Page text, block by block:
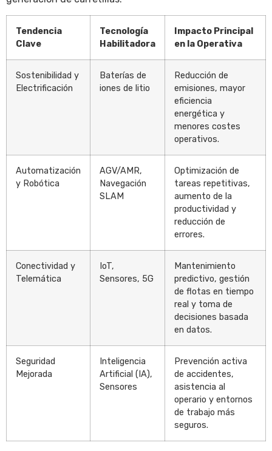
Tendencia
Clave
Tecnología
Habilitadora
Impacto Principal
en la Operativa
Sostenibilidad y
Electrificación
Baterías de
iones de litio
Reducción de
emisiones, mayor
eficiencia
energética y
menores costes
operativos.
Automatización
y Robótica
AGV/AMR,
Navegación
SLAM
Optimización de
tareas repetitivas,
aumento de la
productividad y
reducción de
errores.
Conectividad y
Telemática
IoT,
Sensores, 5G
Mantenimiento
predictivo, gestión
de flotas en tiempo
real y toma de
decisiones basada
en datos.
Seguridad
Mejorada
Inteligencia
Artificial (IA),
Sensores
Prevención activa
de accidentes,
asistencia al
operario y entornos
de trabajo más
seguros.